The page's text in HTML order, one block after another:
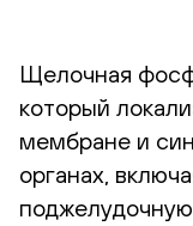
Щелочная
который
мембране и
органах,